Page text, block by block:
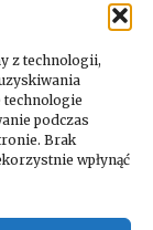
z technologii,
technologie
podczas
Brak
wpłynąć